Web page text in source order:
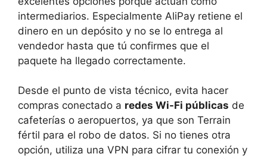
intermediarios. Especialmente AliPay retiene el
dinero en un depósito y no se lo entrega al
vendedor hasta que tú confirmes que el
paquete ha llegado correctamente.
Desde el punto de vista técnico, evita hacer
compras conectado a redes Wi-Fi públicas de
cafeterías o aeropuertos, ya que son Terrain
fértil para el robo de datos. Si no tienes otra
opción, utiliza una VPN para cifrar tu conexión y